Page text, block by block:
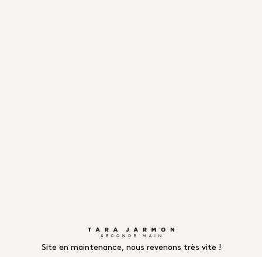
Site en maintenance, nous revenons très vite !